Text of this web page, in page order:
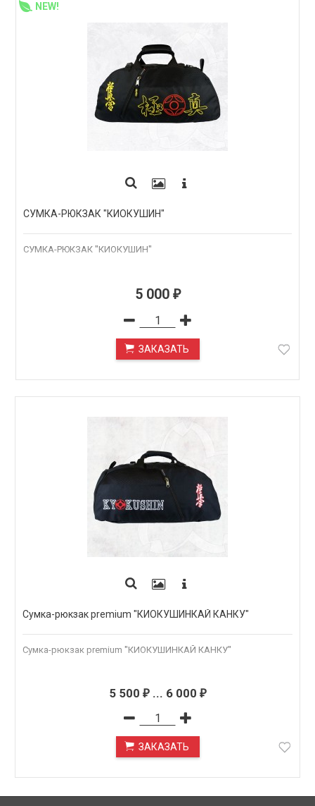
NEW!
СУМКА-РЮКЗАК "КИОКУШИН"
СУМКА-РЮКЗАК "КИОКУШИН"
5 000 ₽
ЗАКАЗАТЬ
Сумка-рюкзак premium "КИОКУШИНКАЙ КАНКУ"
Сумка-рюкзак premium "КИОКУШИНКАЙ КАНКУ"
5 500 ₽... 6 000 ₽
ЗАКАЗАТЬ